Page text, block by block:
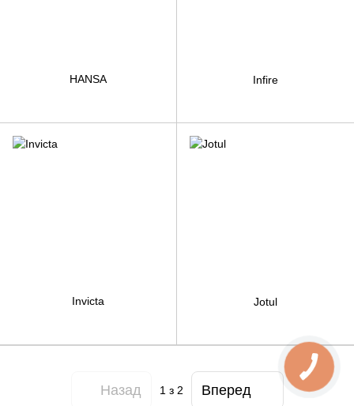
HANSA Infire
Invicta Jotul
Назад 1 з 2 Вперед